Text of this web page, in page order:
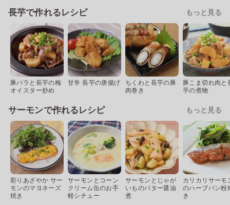
長芋で作れるレシピ もっと見る
豚バラと長芋の梅
オイスター炒め
甘辛 長芋の唐揚げ
ちくわと長芋の豚
肉巻き
豚こま切れ肉と
芋の煮物
サーモンで作れるレシピ もっと見る
彩りあざやか サー
モンのマヨネーズ
焼き
サーモンとコーン
クリーム缶のお手
軽シチュー
サーモンとじゃが
いものバター醤油
煮
カリカリサーモ
のハーブパン粉
き